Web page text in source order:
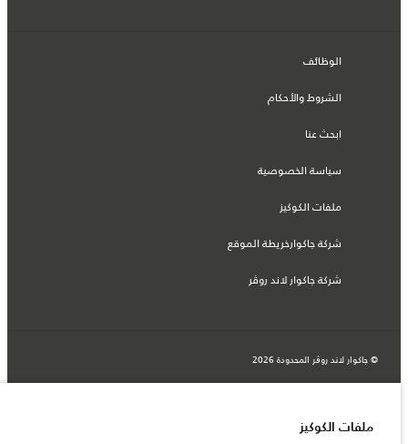
الوظائف
الشروط والأحكام
ابحث عنا
سياسة الخصوصية
ملفات الكوكيز
شركة جاكوارخريطة الموقع
شركة جاكوار لاند روڤر
© جاكوار لاند روڨر المحدودة 2026
المعلومات والمواصفات والأسعار والألوان المذكورة على هذا الموقع قد تختلف من بلد إلى
آخر، كما أنّها قد تتغير بدون إشعار مسبق. الرجاء التواصل مع وكيلنا المحلي للتأكد من توفّرها
ملفات الكوكيز